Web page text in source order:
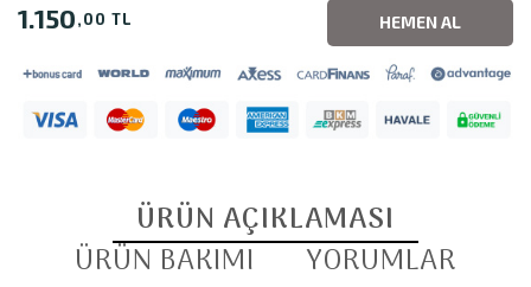
1.150,00 TL HEMEN AL
ÜRÜN AÇIKLAMASI
ÜRÜN BAKIMI
YORUMLAR